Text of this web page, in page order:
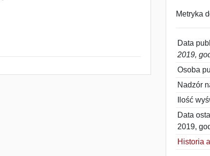
Metryka
Data
2019,
Osoba
Nadzór
Ilość
Data
2019,
Historia